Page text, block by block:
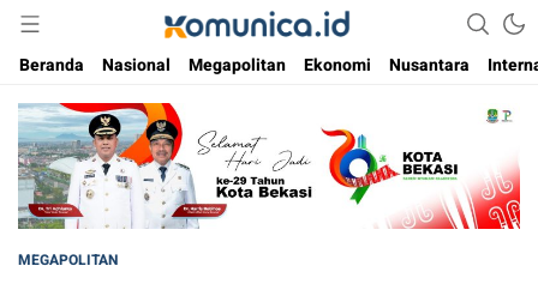
Komunica
Media Informasi Masa Kini
Beranda
Nasional Megapolitan Ekonomi Nusantara
MEGAPOLITAN